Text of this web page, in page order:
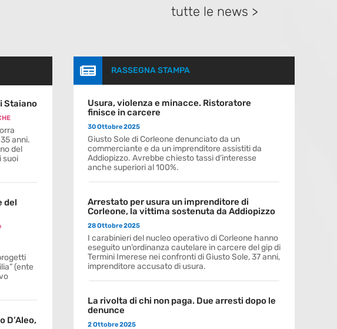
tutte le news >
Staiano
anni.
del
suoi
del
(ente
D’Aleo,
 RASSEGNA STAMPA
Usura, violenza e minacce. Ristoratore
finisce in carcere
30 Ottobre 2025
Giusto Sole di Corleone denunciato da un
commerciante e da un imprenditore assistiti da
Addiopizzo. Avrebbe chiesto tassi d’interesse
anche superiori al 100%.
Arrestato per usura un imprenditore di
Corleone, la vittima sostenuta da Addiopizzo
28 Ottobre 2025
I carabinieri del nucleo operativo di Corleone hanno
eseguito un’ordinanza cautelare in carcere del gip di
Termini Imerese nei confronti di Giusto Sole, 37 anni,
imprenditore accusato di usura.
La rivolta di chi non paga. Due arresti dopo le
denunce
2 Ottobre 2025